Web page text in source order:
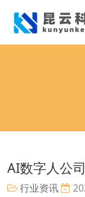
AI数字人公
行业资讯